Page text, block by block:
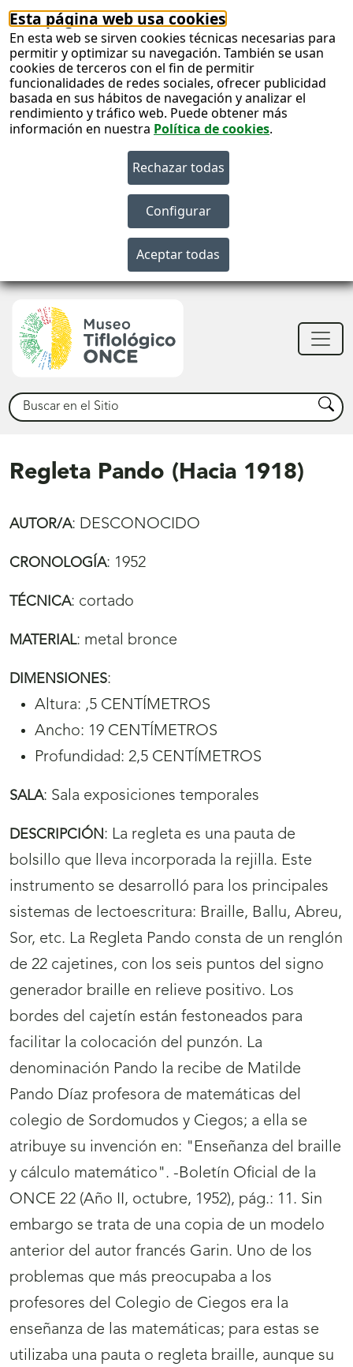
Esta página web usa cookies
En esta web se sirven cookies técnicas necesarias para
permitir y optimizar su navegación. También se usan
cookies de terceros con el fin de permitir
funcionalidades de redes sociales, ofrecer publicidad
basada en sus hábitos de navegación y analizar el
rendimiento y tráfico web. Puede obtener más
información en nuestra Política de cookies.
Buscar Buscar
Regleta Pando (Hacia 1918)
AUTOR/A: DESCONOCIDO
CRONOLOGÍA: 1952
TÉCNICA: cortado
MATERIAL: metal bronce
DIMENSIONES:
Altura: ,5 CENTÍMETROS
Ancho: 19 CENTÍMETROS
Profundidad: 2,5 CENTÍMETROS
SALA: Sala exposiciones temporales
DESCRIPCIÓN: La regleta es una pauta de
bolsillo que lleva incorporada la rejilla. Este
instrumento se desarrolló para los principales
sistemas de lectoescritura: Braille, Ballu, Abreu,
Sor, etc. La Regleta Pando consta de un renglón
de 22 cajetines, con los seis puntos del signo
generador braille en relieve positivo. Los
bordes del cajetín están festoneados para
facilitar la colocación del punzón. La
denominación Pando la recibe de Matilde
Pando Díaz profesora de matemáticas del
colegio de Sordomudos y Ciegos; a ella se
atribuye su invención en: "Enseñanza del braille
y cálculo matemático". -Boletín Oficial de la
ONCE 22 (Año II, octubre, 1952), pág.: 11. Sin
embargo se trata de una copia de un modelo
anterior del autor francés Garin. Uno de los
problemas que más preocupaba a los
profesores del Colegio de Ciegos era la
enseñanza de las matemáticas; para estas se
utilizaba una pauta o regleta braille, aunque su